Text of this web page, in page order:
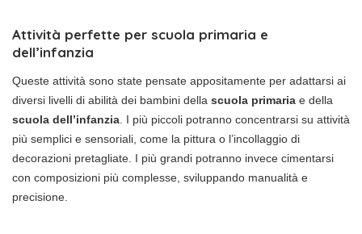
Attività perfette per scuola primaria e
dell’infanzia
Queste attività sono state pensate appositamente per adattarsi ai
diversi livelli di abilità dei bambini della scuola primaria e della
scuola dell’infanzia . I più piccoli potranno concentrarsi su attività
più semplici e sensoriali, come la pittura o l’incollaggio di
decorazioni pretagliate. I più grandi potranno invece cimentarsi
con composizioni più complesse, sviluppando manualità e
precisione.